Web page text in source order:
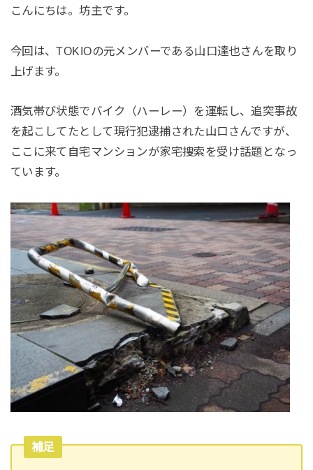
こんにちは。坊主です。
今回は、TOKIOの元メンバーである山口達也さんを取り
上げます。
酒気帯び状態でバイク（ハーレー）を運転し、追突事故
を起こしてたとして現行犯逮捕された山口さんですが、
ここに来て自宅マンションが家宅捜索を受け話題となっ
ています。
補足